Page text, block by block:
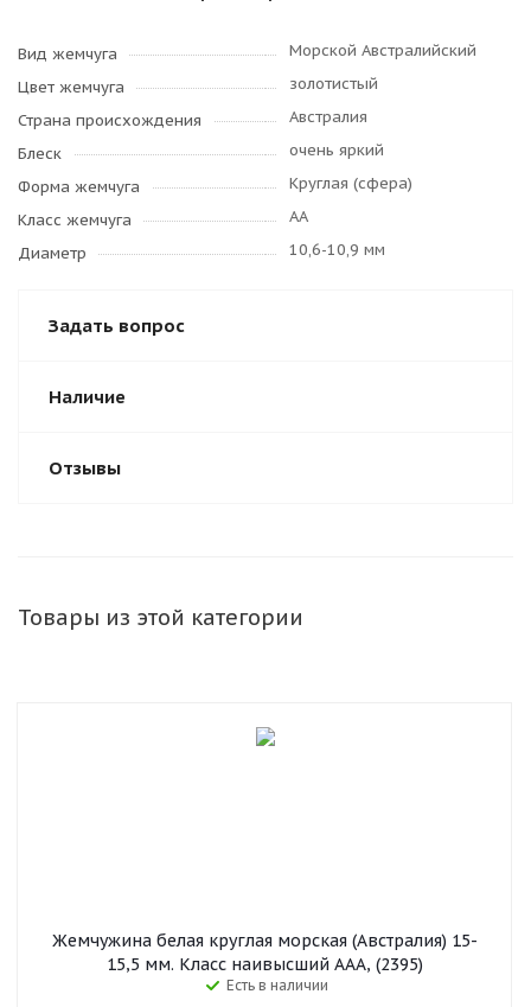
Вид жемчуга
Морской Австралийский
Цвет жемчуга
золотистый
Страна происхождения
Австралия
Блеск
очень яркий
Форма жемчуга
Круглая (сфера)
Класс жемчуга
AA
Диаметр
10,6-10,9 мм
Задать вопрос
Наличие
Отзывы
Товары из этой категории
Жемчужина белая круглая морская (Австралия) 15-
15,5 мм. Класс наивысший ААА, (2395)
Есть в наличии